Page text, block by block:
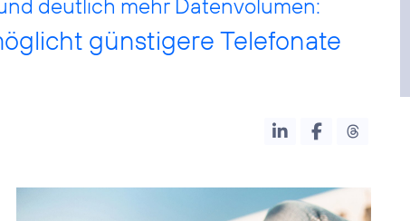
deutlich mehr Datenvolumen:
günstigere Telefonate